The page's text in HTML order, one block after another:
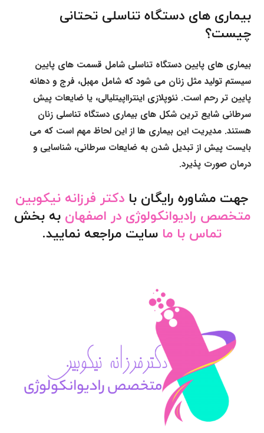
بیماری های دستگاه تناسلی تحتانی
چیست؟
بیماری های پایین دستگاه تناسلی شامل قسمت های پایین
سیستم تولید مثل زنان می شود که شامل مهبل، فرج و دهانه
پایین تر رحم است. نئوپلازی اینترااپیتلیالی، یا ضایعات پیش
سرطانی شایع ترین شکل های بیماری دستگاه تناسلی زنان
هستند. مدیریت این بیماری ها از این لحاظ مهم است که می
بایست پیش از تبدیل شدن به ضایعات سرطانی، شناسایی و
درمان صورت پذیرد.
جهت مشاوره رایگان با دکتر فرزانه نیکوبین
متخصص رادیوانکولوژی در اصفهان به بخش
تماس با ما سایت مراجعه نمایید.